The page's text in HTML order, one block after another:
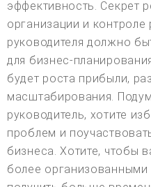
эффективность. Секрет
организации и
руководителя должно
для бизнес-
будет роста прибыли,
масштабирования.
руководитель, хотите
проблем и
бизнеса. Хотите, чтобы
более организованными